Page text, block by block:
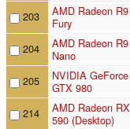
203
AMD Radeon R9
Fury
204
AMD Radeon R9
Nano
205
NVIDIA GeForce
GTX 980
214
AMD Radeon RX
590 (Desktop)